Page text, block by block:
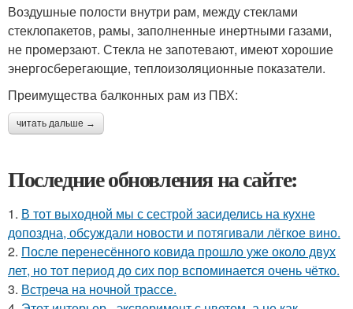
Воздушные полости внутри рам, между стеклами
стеклопакетов, рамы, заполненные инертными газами,
не промерзают. Стекла не запотевают, имеют хорошие
энергосберегающие, теплоизоляционные показатели.
Преимущества балконных рам из ПВХ:
читать дальше →
Последние обновления на сайте:
1. В тот выходной мы с сестрой засиделись на кухне
допоздна, обсуждали новости и потягивали лёгкое вино.
2. После перенесённого ковида прошло уже около двух
лет, но тот период до сих пор вспоминается очень чётко.
3. Встреча на ночной трассе.